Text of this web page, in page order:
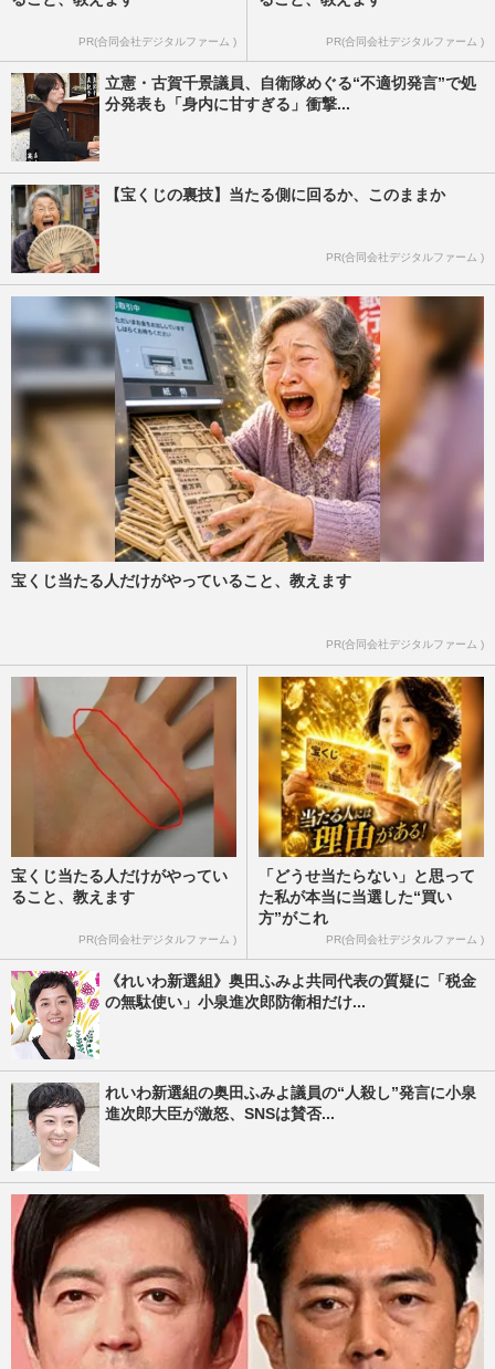
PR(合同会社デジタルファーム ) PR(合同会社デジタルファーム )
立憲・古賀千景議員、自衛隊めぐる“不適切発言”で処
分発表も「身内に甘すぎる」衝撃...
【宝くじの裏技】当たる側に回るか、このままか
PR(合同会社デジタルファーム )
宝くじ当たる人だけがやっていること、教えます
PR(合同会社デジタルファーム )
宝くじ当たる人だけがやってい
ること、教えます
PR(合同会社デジタルファーム )
「どうせ当たらない」と思って
た私が本当に当選した“買い
方”がこれ
PR(合同会社デジタルファーム )
《れいわ新選組》奥田ふみよ共同代表の質疑に「税金
の無駄使い」小泉進次郎防衛相だけ...
れいわ新選組の奥田ふみよ議員の“人殺し”発言に小泉
進次郎大臣が激怒、SNSは賛否...